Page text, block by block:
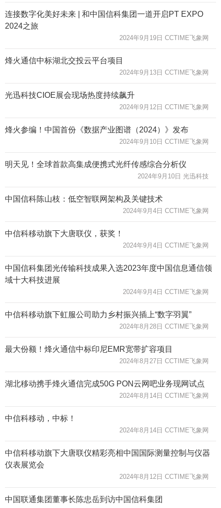
连接数字化美好未来 | 和中国信科集团一道开启PT EXPO
2024之旅
2024年9月19日 CCTIME飞象网
烽火通信中标湖北交投云平台项目
2024年9月13日 CCTIME飞象网
光迅科技CIOE展会现场热度持续飙升
2024年9月12日 CCTIME飞象网
烽火参编！中国首份《数据产业图谱（2024）》发布
2024年9月10日 CCTIME飞象网
明天见！全球首款高集成便携式光纤传感综合分析仪
2024年9月10日 光迅科技
中国信科陈山枝：低空智联网架构及关键技术
2024年9月4日 CCTIME飞象网
中信科移动旗下大唐联仪，获奖！
2024年9月4日 CCTIME飞象网
中国信科集团光传输科技成果入选2023年度中国信息通信领
域十大科技进展
2024年9月4日 CCTIME飞象网
中信科移动旗下虹服公司助力乡村振兴插上“数字羽翼”
2024年8月28日 CCTIME飞象网
最大份额！烽火通信中标印尼EMR宽带扩容项目
2024年8月27日 CCTIME飞象网
湖北移动携手烽火通信完成50G PON云网吧业务现网试点
2024年8月14日 CCTIME飞象网
中信科移动，中标！
2024年8月14日 CCTIME飞象网
中信科移动旗下大唐联仪精彩亮相中国国际测量控制与仪器
仪表展览会
2024年8月12日 CCTIME飞象网
中国联通集团董事长陈忠岳到访中国信科集团